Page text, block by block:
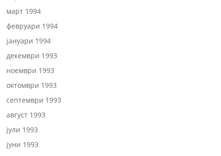
март 1994
февруари 1994
јануари 1994
декември 1993
ноември 1993
октомври 1993
септември 1993
август 1993
јули 1993
јуни 1993